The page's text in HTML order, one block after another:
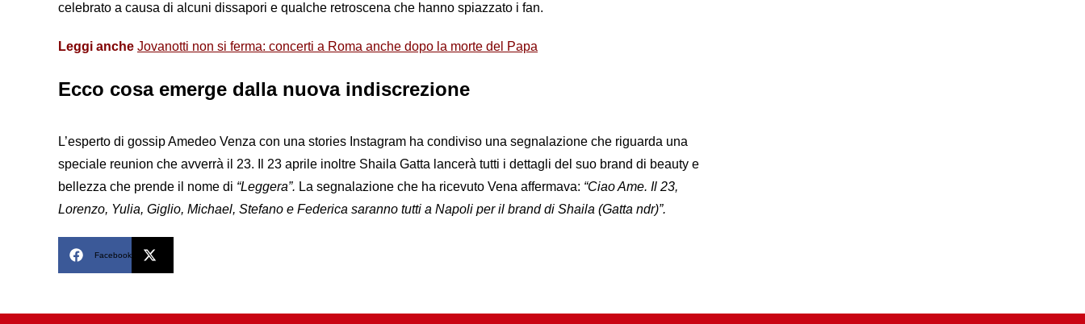
celebrato a causa di alcuni dissapori e qualche retroscena che hanno spiazzato i fan.
Leggi anche Jovanotti non si ferma: concerti a Roma anche dopo la morte del Papa
Ecco cosa emerge dalla nuova indiscrezione
L’esperto di gossip Amedeo Venza con una stories Instagram ha condiviso una segnalazione che riguarda una
speciale reunion che avverrà il 23. Il 23 aprile inoltre Shaila Gatta lancerà tutti i dettagli del suo brand di beauty e
bellezza che prende il nome di “Leggera”. La segnalazione che ha ricevuto Vena affermava: “Ciao Ame. Il 23,
Lorenzo, Yulia, Giglio, Michael, Stefano e Federica saranno tutti a Napoli per il brand di Shaila (Gatta ndr)”.
Facebook